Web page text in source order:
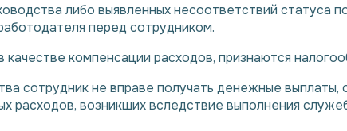
либо выявленных несоответствий статуса
перед сотрудником.
компенсации расходов, признаются
сотрудник не вправе получать денежные
расходов, возникших вследствие выполнения